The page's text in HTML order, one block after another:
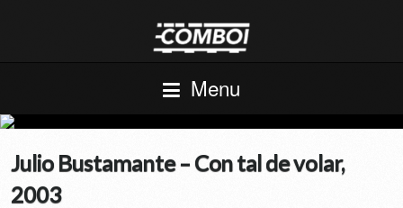
Menu
Julio Bustamante – Con tal de volar,
2003